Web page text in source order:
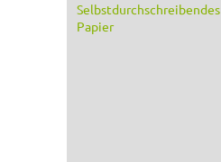
Selbstdurchschreibendes
Papier